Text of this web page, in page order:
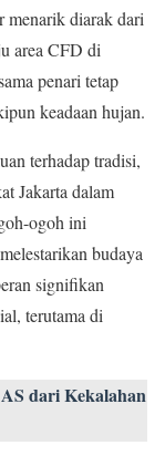
menarik diarak dari
area CFD di
penari tetap
keadaan hujan.
terhadap tradisi,
Jakarta dalam
ogoh ini
budaya
signifikan
terutama di
dari Kekalahan